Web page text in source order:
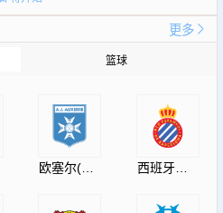
更多
篮球
西班牙人(RCDEspanyol)